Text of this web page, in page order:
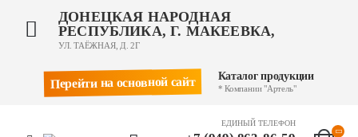
ДОНЕЦКАЯ НАРОДНАЯ
РЕСПУБЛИКА, Г. МАКЕЕВКА,
УЛ. ТАЁЖНАЯ, Д. 2Г
Перейти на основной сайт Каталог продукции
* Компании "Артель"
ЕДИНЫЙ ТЕЛЕФОН